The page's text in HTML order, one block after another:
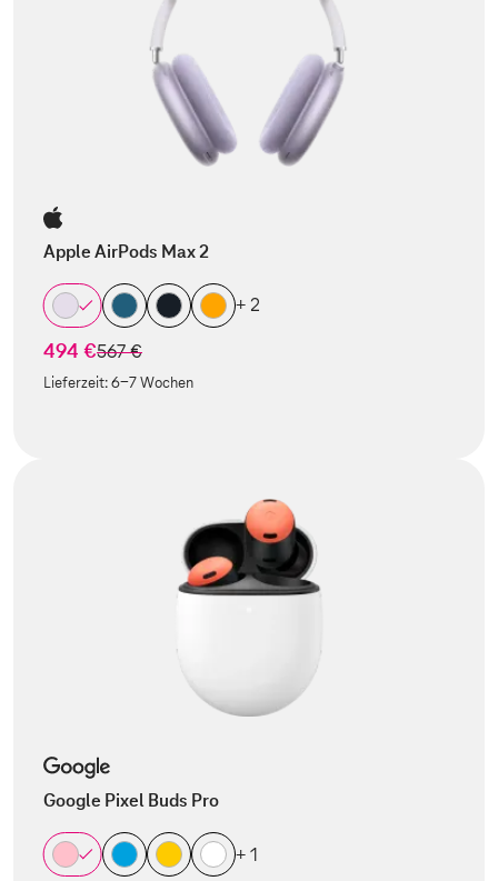
Apple AirPods Max 2
+ 2
494 €statt
567 €
Lieferzeit:6-7 Wochen
Google Pixel Buds Pro
+ 1